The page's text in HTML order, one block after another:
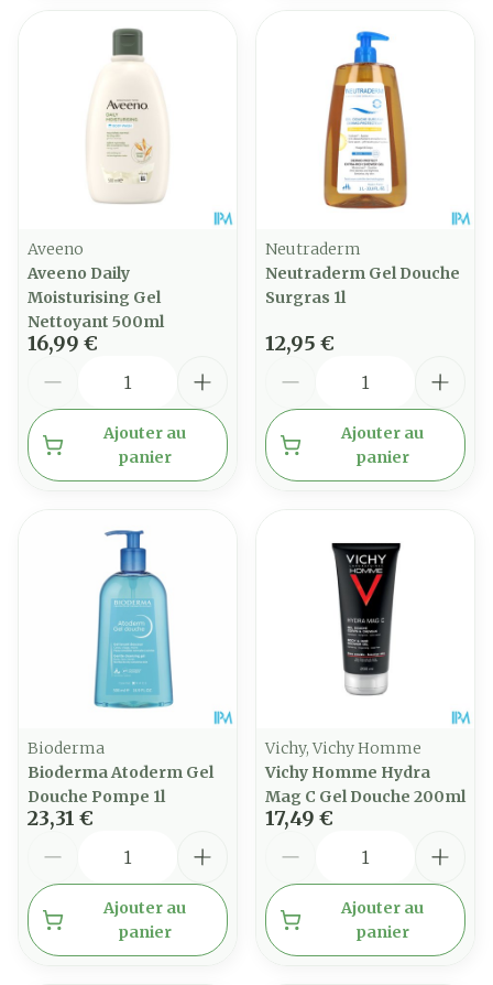
Aveeno
Aveeno Daily
Moisturising Gel
Nettoyant 500ml
16,99 €
Ajouter au
panier
Neutraderm
Neutraderm Gel Douche
Surgras 1l
12,95 €
Ajouter au
panier
Bioderma
Bioderma Atoderm Gel
Douche Pompe 1l
23,31 €
Ajouter au
panier
Vichy, Vichy Homme
Vichy Homme Hydra
Mag C Gel Douche 200ml
17,49 €
Ajouter au
panier